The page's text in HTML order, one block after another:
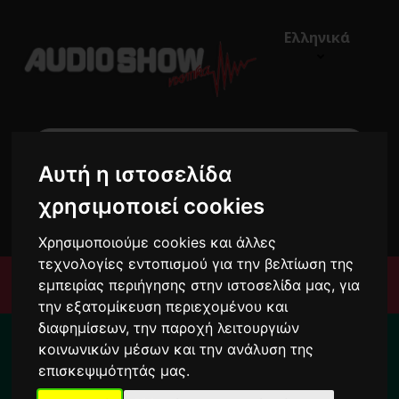
Αυτή η ιστοσελίδα
χρησιμοποιεί cookies
Χρησιμοποιούμε cookies και άλλες
τεχνολογίες εντοπισμού για την βελτίωση της
εμπειρίας περιήγησης στην ιστοσελίδα μας, για
την εξατομίκευση περιεχομένου και
διαφημίσεων, την παροχή λειτουργιών
κοινωνικών μέσων και την ανάλυση της
επισκεψιμότητάς μας.
Ελληνικά
0 €0,00
Μενού
Για το διάστημα από 10/8 ως 24/8 οι
παραγγελίες σας ενδέχεται να
καθυστερήσουν !